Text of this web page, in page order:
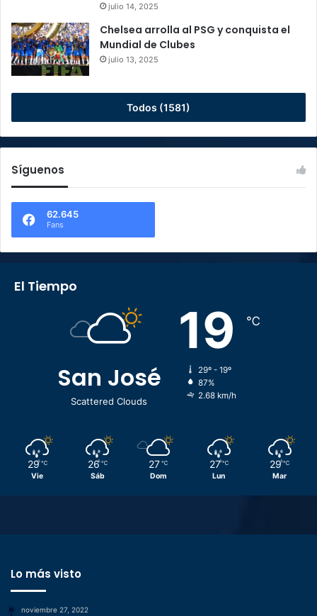
julio 14, 2025
Chelsea arrolla al PSG y conquista el
Mundial de Clubes
julio 13, 2025
Todos (1581)
Síguenos
62.645
Fans
El Tiempo
San José
Scattered Clouds
19 ℃
29º - 19º
87%
2.68 km/h
29 ℃
Vie
26 ℃
Sáb
27 ℃
Dom
27 ℃
Lun
29 ℃
Mar
Lo más visto
noviembre 27, 2022